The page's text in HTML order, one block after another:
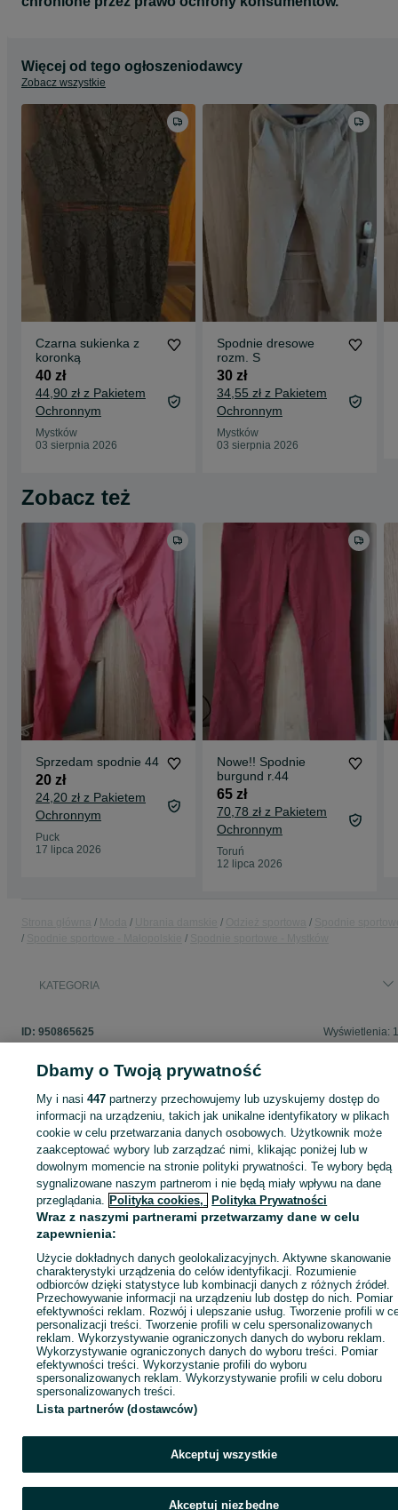
Więcej od tego ogłoszeniodawcy
Zobacz wszystkie
Czarna sukienka z
koronką
40 zł
44,90 zł z Pakietem
Ochronnym
Mystków
03 sierpnia 2026
Spodnie dresowe
rozm. S
30 zł
34,55 zł z Pakietem
Ochronnym
Mystków
03 sierpnia 2026
Zobacz też
Sprzedam spodnie 44
20 zł
24,20 zł z Pakietem
Ochronnym
Puck
17 lipca 2026
Nowe!! Spodnie
burgund r.44
65 zł
70,78 zł z Pakietem
Ochronnym
Toruń
12 lipca 2026
KATEGORIA
ID: 950865625 Wyświetlenia:
Zaloguj się lub załóż konto na OLX, aby skontaktować się z
sprzedającym
Zaloguj się / Załóż konto
Dbamy o Twoją prywatność
My i nasi447 partnerzy przechowujemy lub uzyskujemy dostęp do
informacji na urządzeniu, takich jak unikalne identyfikatory w plikach
cookie w celu przetwarzania danych osobowych. Użytkownik może
zaakceptować wybory lub zarządzać nimi, klikając poniżej lub w
dowolnym momencie na stronie polityki prywatności. Te wybory będą
sygnalizowane naszym partnerom i nie będą miały wpływu na dane
przeglądania. Polityka cookies, Polityka Prywatności
Wraz z naszymi partnerami przetwarzamy dane w celu
zapewnienia:
Użycie dokładnych danych geolokalizacyjnych. Aktywne skanowanie
charakterystyki urządzenia do celów identyfikacji. Rozumienie
odbiorców dzięki statystyce lub kombinacji danych z różnych źródeł.
Przechowywanie informacji na urządzeniu lub dostęp do nich. Pomiar
efektywności reklam. Rozwój i ulepszanie usług. Tworzenie profili w
personalizacji treści. Tworzenie profili w celu spersonalizowanych
reklam. Wykorzystywanie ograniczonych danych do wyboru reklam.
Wykorzystywanie ograniczonych danych do wyboru treści. Pomiar
efektywności treści. Wykorzystanie profili do wyboru
spersonalizowanych reklam. Wykorzystywanie profili w celu doboru
spersonalizowanych treści.
Lista partnerów (dostawców)
Akceptuj wszystkie
Akceptuj niezbędne